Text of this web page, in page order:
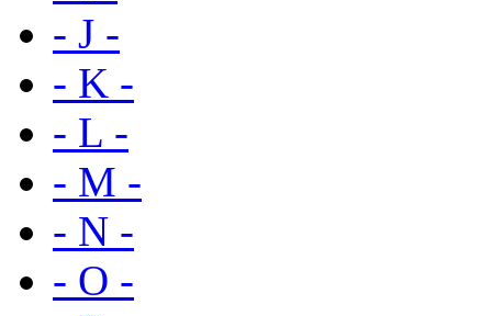
- J -
- K -
- L -
- M -
- N -
- O -